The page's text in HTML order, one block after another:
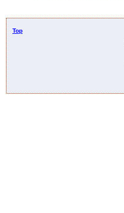
Top